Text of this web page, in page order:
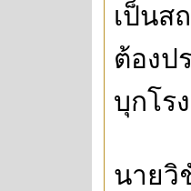
เป็นส
ต้องป
บุกโร
นายวิ